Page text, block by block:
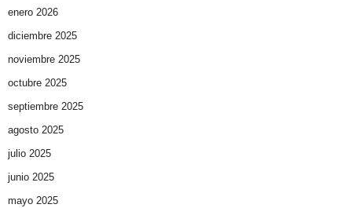
enero 2026
diciembre 2025
noviembre 2025
octubre 2025
septiembre 2025
agosto 2025
julio 2025
junio 2025
mayo 2025